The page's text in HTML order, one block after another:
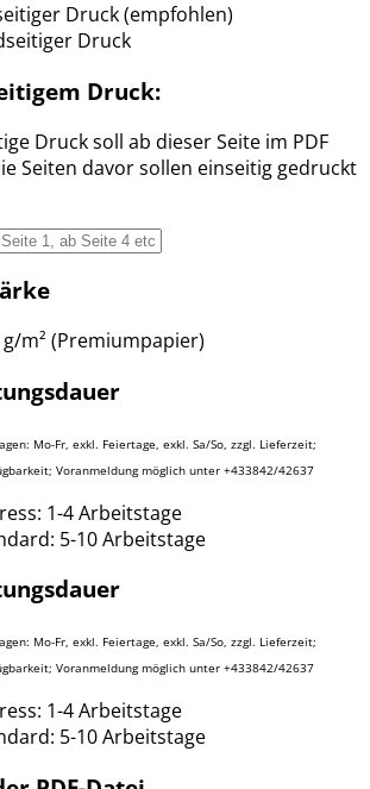
Druck (empfohlen)
Druck
Druck:
Druck soll ab dieser Seite im PDF
Seiten davor sollen einseitig gedruckt
g/m² (Premiumpapier)
Mo-Fr, exkl. Feiertage, exkl. Sa/So, zzgl. Lieferzeit;
Voranmeldung möglich unter +433842/42637
1-4 Arbeitstage
5-10 Arbeitstage
Mo-Fr, exkl. Feiertage, exkl. Sa/So, zzgl. Lieferzeit;
Voranmeldung möglich unter +433842/42637
1-4 Arbeitstage
5-10 Arbeitstage